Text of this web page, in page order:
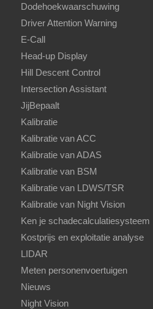
Dodehoekwaarschuwing
Driver Attention Warning
E-Call
Head-up Display
Hill Descent Control
Intersection Assistant
JijBepaalt
Kalibratie
Kalibratie van ACC
Kalibratie van ADAS
Kalibratie van BSM
Kalibratie van LDWS/TSR
Kalibratie van Night Vision
Ken je schadecalculatiesysteem
Kostprijs en exploitatie analyse
LIDAR
Meten personenvoertuigen
Nieuws
Night Vision